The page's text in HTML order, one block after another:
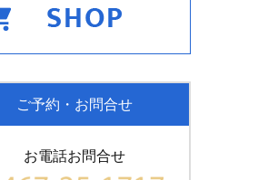
ご予約・お問合せ
お電話お問合せ